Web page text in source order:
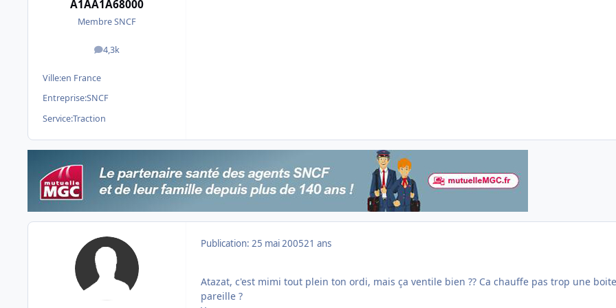
A1AA1A68000
Membre SNCF
4,3k
messages
Ville:en France
Entreprise:SNCF
Service:Traction
Publication: 25 mai 200521 ans
Atazat, c'est mimi tout plein ton ordi, mais ça ventile bien ?? Ca chauffe pas trop une boite
pareille ?